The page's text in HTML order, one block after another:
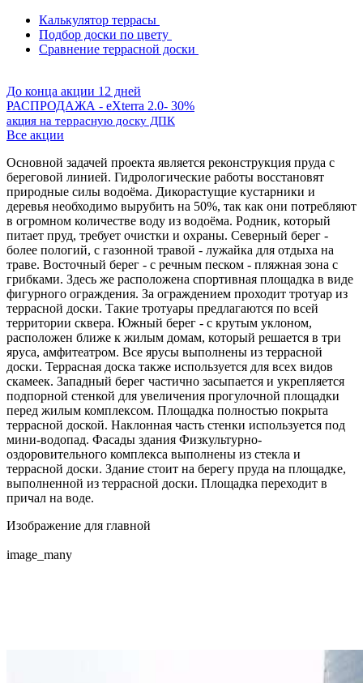
Калькулятор террасы
Подбор доски по цвету
Сравнение террасной доски
До конца акции 12 дней
РАСПРОДАЖА - eXterra 2.0- 30%
акция на террасную доску ДПК
Все акции
Основной задачей проекта является реконструкция пруда с
береговой линией. Гидрологические работы восстановят
природные силы водоёма. Дикорастущие кустарники и
деревья необходимо вырубить на 50%, так как они потребляют
в огромном количестве воду из водоёма. Родник, который
питает пруд, требует очистки и охраны. Северный берег -
более пологий, с газонной травой - лужайка для отдыха на
траве. Восточный берег - с речным песком - пляжная зона с
грибками. Здесь же расположена спортивная площадка в виде
фигурного ограждения. За ограждением проходит тротуар из
террасной доски. Такие тротуары предлагаются по всей
территории сквера. Южный берег - с крутым уклоном,
расположен ближе к жилым домам, который решается в три
яруса, амфитеатром. Все ярусы выполнены из террасной
доски. Террасная доска также используется для всех видов
скамеек. Западный берег частично засыпается и укрепляется
подпорной стенкой для увеличения прогулочной площадки
перед жилым комплексом. Площадка полностью покрыта
террасной доской. Наклонная часть стенки используется под
мини-водопад. Фасады здания Физкультурно-
оздоровительного комплекса выполнены из стекла и
террасной доски. Здание стоит на берегу пруда на площадке,
выполненной из террасной доски. Площадка переходит в
причал на воде.
Изображение для главной
image_many